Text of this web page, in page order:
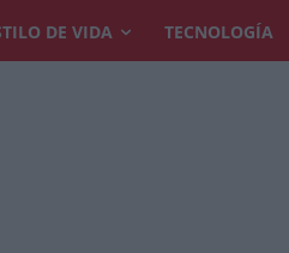
DE VIDA TECNOLOGÍA